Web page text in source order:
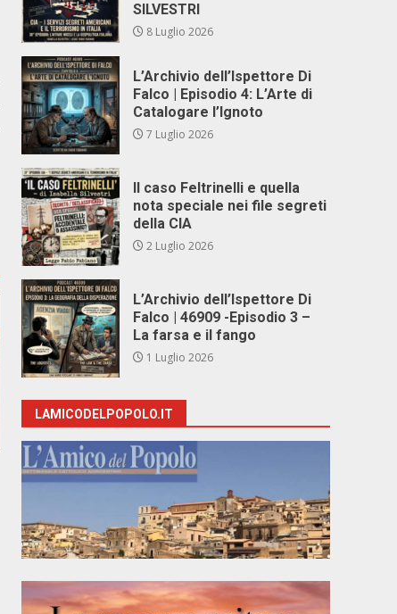
SILVESTRI
8 Luglio 2026
L’Archivio dell’Ispettore Di
Falco | Episodio 4: L’Arte di
Catalogare l’Ignoto
7 Luglio 2026
Il caso Feltrinelli e quella
nota speciale nei file segreti
della CIA
2 Luglio 2026
L’Archivio dell’Ispettore Di
Falco | 46909 -Episodio 3 –
La farsa e il fango
1 Luglio 2026
LAMICODELPOPOLO.IT